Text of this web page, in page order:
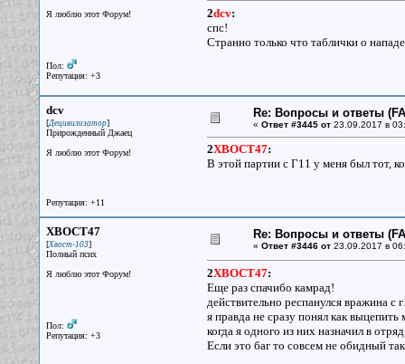
Я люблю этот Форум!
Пол:
Репутация: +3
2dcv:
спс!
Странно только что таблички о
dcv
[Децивилизатор]
Прирожденный Джаец
Я люблю этот Форум!
Репутация: +11
Re: Вопросы и ответы
« Ответ #3445 от23.09.2017 в
2XBOCT47:
В этой партии с Г11 у меня был тот,
XBOCT47
[Хвост-103]
Полный псих
Я люблю этот Форум!
Пол:
Репутация: +3
Re: Вопросы и ответы
« Ответ #3446 от23.09.2017 в
2XBOCT47:
Еще раз спачибо камрад!
действительно респанулся вражина
я правда не сразу понял как
когда я одного из них назначил в
Если это баг то совсем не обидный